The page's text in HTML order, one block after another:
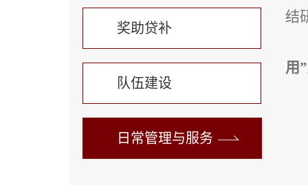
奖助贷补
队伍建设
日常管理与服务
结
用